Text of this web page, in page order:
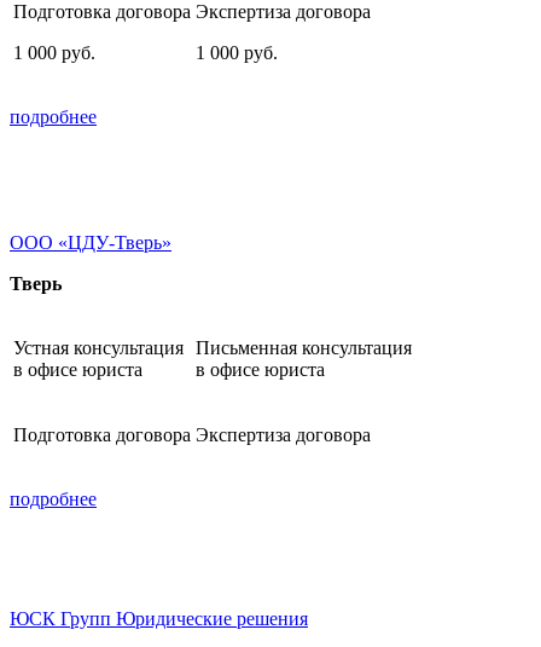
Подготовка договора
1 000 руб.
Экспертиза договора
1 000 руб.
подробнее
ООО «ЦДУ-Тверь»
Тверь
Устная консультация
в офисе юриста
Письменная консультация
в офисе юриста
Подготовка договора Экспертиза договора
подробнее
ЮСК Групп Юридические решения